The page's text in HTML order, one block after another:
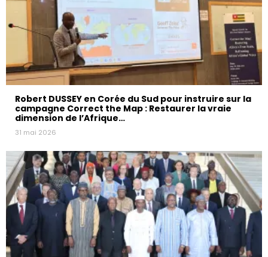
Robert DUSSEY en Corée du Sud pour instruire sur la
campagne Correct the Map : Restaurer la vraie
dimension de l’Afrique…
31 mai 2026